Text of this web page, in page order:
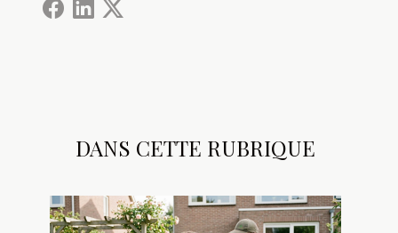
DANS CETTE RUBRIQUE